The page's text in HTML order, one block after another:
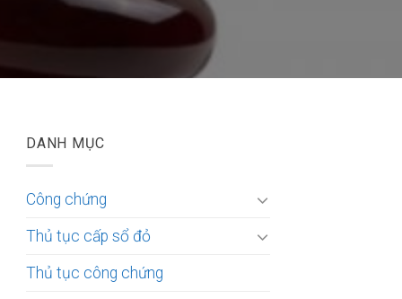
DANH MỤC
Công chứng
Thủ tục cấp sổ đỏ
Thủ tục công chứng